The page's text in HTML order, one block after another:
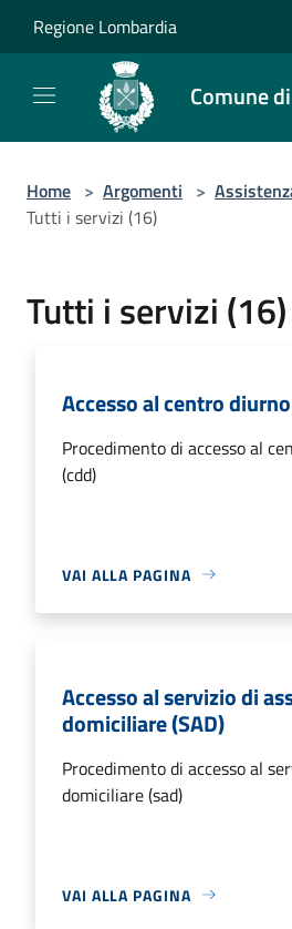
Regione Lombardia
Comune
Home > Argomenti >
Tutti i servizi (16)
Tutti i servizi (16)
Accesso al centro
Procedimento di accesso al
(cdd)
VAI ALLA PAGINA
Accesso al servizio di
domiciliare (SAD)
Procedimento di accesso al
domiciliare (sad)
VAI ALLA PAGINA